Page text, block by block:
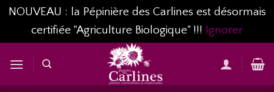
NOUVEAU : la Pépinière des Carlines est désormais
certifiée "Agriculture Biologique" !!! Ignorer